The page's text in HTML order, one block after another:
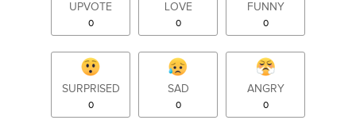
UPVOTE
0
LOVE
0
FUNNY
0
SURPRISED
0
SAD
0
ANGRY
0